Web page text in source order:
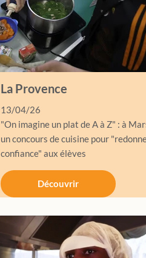
La Provence
13/04/26
"On imagine un plat de A à Z" : à
un concours de cuisine pour
confiance" aux élèves
Découvrir